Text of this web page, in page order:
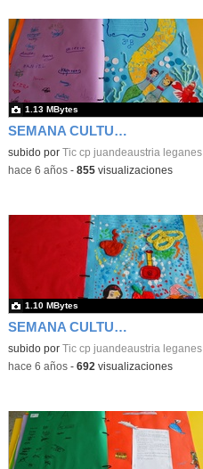
SEMANA CULTURAL DE LOS CUENTOS 49
subido por Tic cp juandeaustria leganes
1.13 MBytes
-hace 6 años- 855visualizaciones
SEMANA CULTURAL DE LOS CUENTOS 50
subido por Tic cp juandeaustria leganes
1.10 MBytes
-hace 6 años- 692 visualizaciones